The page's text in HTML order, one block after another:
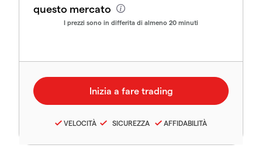
questo mercato
I prezzi sono in differita di almeno 20 minuti
VELOCITÀ SICUREZZA AFFIDABILITÀ